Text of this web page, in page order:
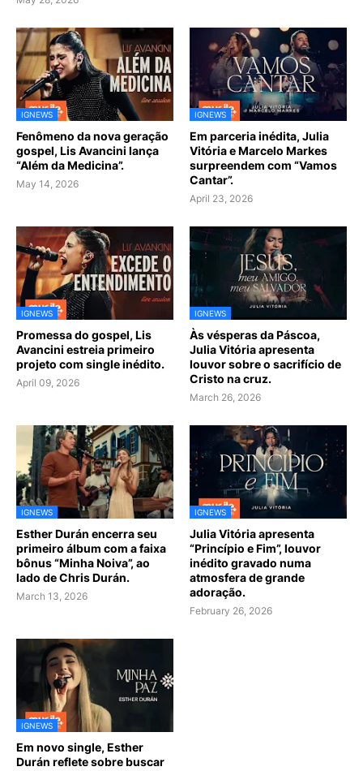
IGNEWS
Fenômeno da nova geração
gospel, Lis Avancini lança
“Além da Medicina”.
May 14, 2026
IGNEWS
Em parceria inédita, Julia
Vitória e Marcelo Markes
surpreendem com “Vamos
Cantar”.
April 23, 2026
IGNEWS
Promessa do gospel, Lis
Avancini estreia primeiro
projeto com single inédito.
April 09, 2026
IGNEWS
Às vésperas da Páscoa,
Julia Vitória apresenta
louvor sobre o sacrifício de
Cristo na cruz.
March 26, 2026
IGNEWS
Esther Durán encerra seu
primeiro álbum com a faixa
bônus “Minha Noiva”, ao
lado de Chris Durán.
March 13, 2026
IGNEWS
Julia Vitória apresenta
“Princípio e Fim”, louvor
inédito gravado numa
atmosfera de grande
adoração.
February 26, 2026
IGNEWS
Em novo single, Esther
Durán reflete sobre buscar